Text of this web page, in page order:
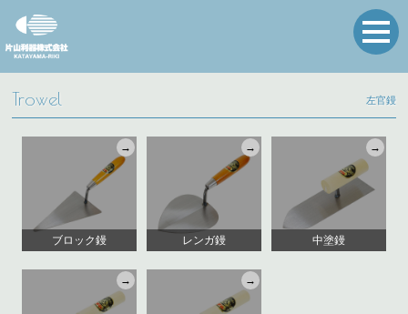
Trowel 左官鏝
ブロック鏝 レンガ鏝 中塗鏝